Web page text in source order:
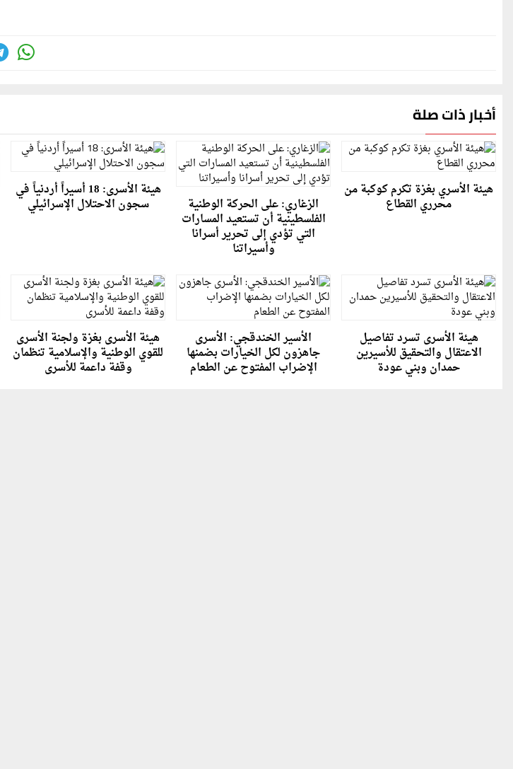
أخبار ذات صلة
هيئة الأسري بغزة تكرم كوكبة من
محرري القطاع الزغاري: على الحركة الوطنية
الفلسطينية أن تستعيد المسارات
التي تؤدي إلى تحرير أسرانا
وأسيراتنا
هيئة الأسرى: 18 أسيراً أردنياً في
سجون الاحتلال الإسرائيلي
هيئة الأسرى تسرد تفاصيل
الاعتقال والتحقيق للأسيرين
حمدان وبني عودة
الأسير الخندقجي: الأسرى
جاهزون لكل الخيارات بضمنها
الإضراب المفتوح عن الطعام
هيئة الأسرى بغزة ولجنة الأسرى
للقوي الوطنية والإسلامية تنظمان
وقفة داعمة للأسرى